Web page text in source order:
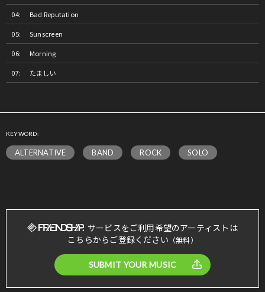
Bad Reputation
Sunscreen
Morning
たましい
KEYWORD:
ALTERNATIVE BAND ROCK SOLO
サービスをご利用希望のアーティストは
こちらからご登録ください （無料）
SUBMIT YOUR MUSIC